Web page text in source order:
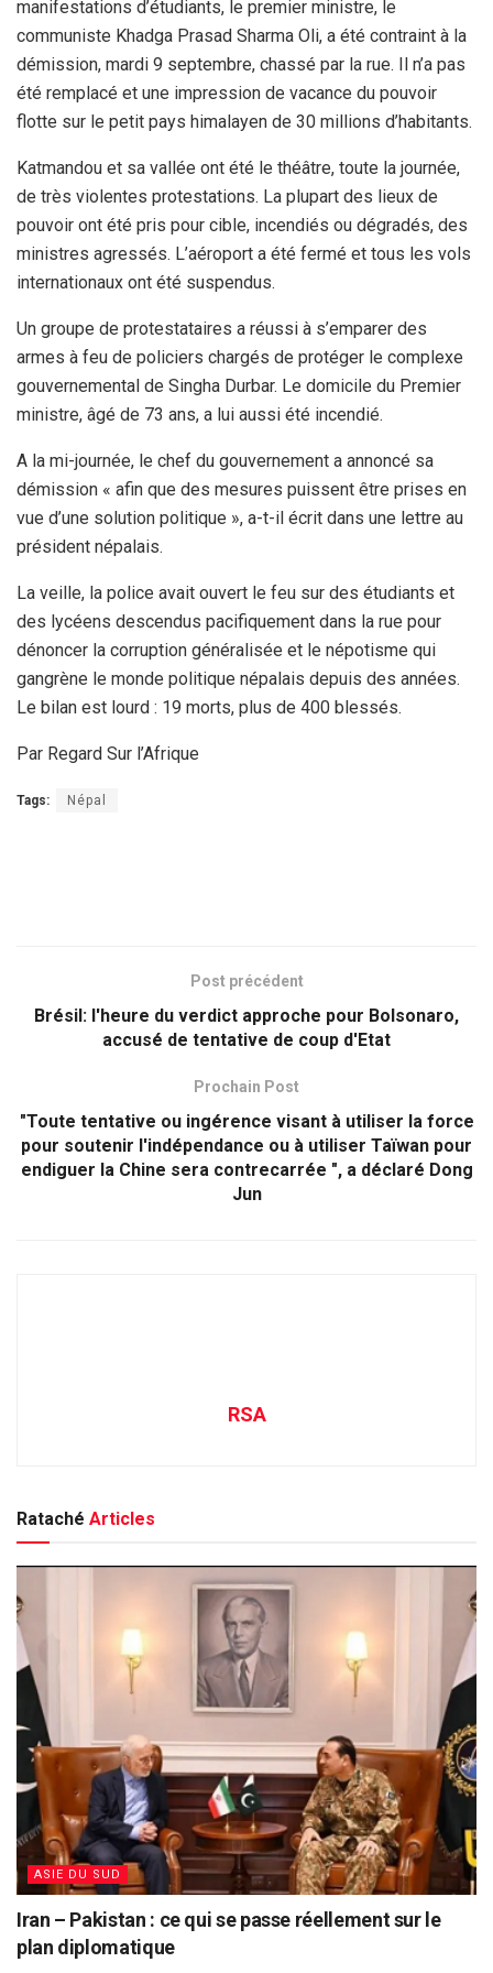
manifestations d’étudiants, le premier ministre, le
communiste Khadga Prasad Sharma Oli, a été contraint à la
démission, mardi 9 septembre, chassé par la rue. Il n’a pas
été remplacé et une impression de vacance du pouvoir
flotte sur le petit pays himalayen de 30 millions d’habitants.
Katmandou et sa vallée ont été le théâtre, toute la journée,
de très violentes protestations. La plupart des lieux de
pouvoir ont été pris pour cible, incendiés ou dégradés, des
ministres agressés. L’aéroport a été fermé et tous les vols
internationaux ont été suspendus.
Un groupe de protestataires a réussi à s’emparer des
armes à feu de policiers chargés de protéger le complexe
gouvernemental de Singha Durbar. Le domicile du Premier
ministre, âgé de 73 ans, a lui aussi été incendié.
A la mi-journée, le chef du gouvernement a annoncé sa
démission « afin que des mesures puissent être prises en
vue d’une solution politique », a-t-il écrit dans une lettre au
président népalais.
La veille, la police avait ouvert le feu sur des étudiants et
des lycéens descendus pacifiquement dans la rue pour
dénoncer la corruption généralisée et le népotisme qui
gangrène le monde politique népalais depuis des années.
Le bilan est lourd : 19 morts, plus de 400 blessés.
Par Regard Sur l’Afrique
Tags: Népal
Post précédent
Brésil: l'heure du verdict approche pour Bolsonaro,
accusé de tentative de coup d'Etat
Prochain Post
"Toute tentative ou ingérence visant à utiliser la force
pour soutenir l'indépendance ou à utiliser Taïwan pour
endiguer la Chine sera contrecarrée ", a déclaré Dong
Jun
RSA
Rataché Articles
ASIE DU SUD
Iran – Pakistan : ce qui se passe réellement sur le
plan diplomatique